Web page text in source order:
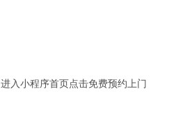
入小程序首页点击免费预约上门